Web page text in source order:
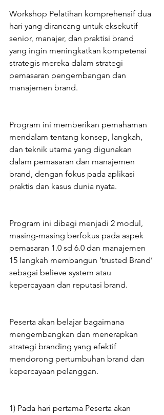
Workshop Pelatihan komprehensif dua
hari yang dirancang untuk eksekutif
senior, manajer, dan praktisi brand
yang ingin meningkatkan kompetensi
strategis mereka dalam strategi
pemasaran pengembangan dan
manajemen brand.
Program ini memberikan pemahaman
mendalam tentang konsep, langkah,
dan teknik utama yang digunakan
dalam pemasaran dan manajemen
brand, dengan fokus pada aplikasi
praktis dan kasus dunia nyata.
Program ini dibagi menjadi 2 modul,
masing-masing berfokus pada aspek
pemasaran 1.0 sd 6.0 dan manajemen
15 langkah membangun ‘trusted Brand’
sebagai believe system atau
kepercayaan dan reputasi brand.
Peserta akan belajar bagaimana
mengembangkan dan menerapkan
strategi branding yang efektif
mendorong pertumbuhan brand dan
kepercayaan pelanggan.
1) Pada hari pertama Peserta akan